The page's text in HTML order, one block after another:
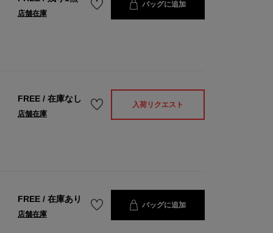
店舗在庫
バッグに追加
FREE/ 在庫なし
店舗在庫
入荷リクエスト
FREE/ 在庫あり
店舗在庫
バッグに追加